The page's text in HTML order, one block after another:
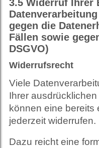
3.5 Widerruf Ihrer
gegen die
Fällen sowie
DSGVO)
Widerrufsrecht
Viele
Ihrer
können eine bereits
jederzeit widerrufen.
Dazu reicht eine